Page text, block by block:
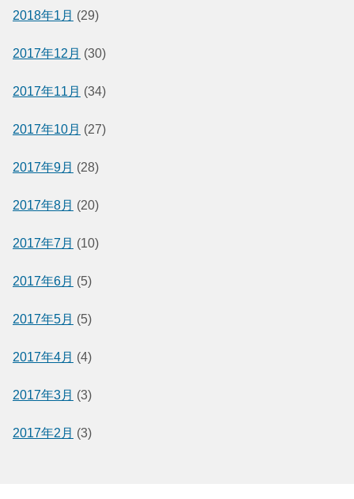
2018年1月 (29)
2017年12月 (30)
2017年11月 (34)
2017年10月 (27)
2017年9月 (28)
2017年8月 (20)
2017年7月 (10)
2017年6月 (5)
2017年5月 (5)
2017年4月 (4)
2017年3月 (3)
2017年2月 (3)